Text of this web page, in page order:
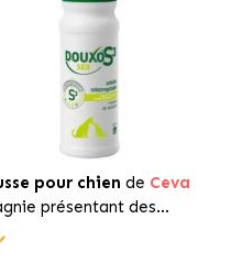
pour chien de Ceva
présentant des
des problèmes de